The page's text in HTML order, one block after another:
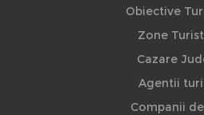
Obiective
Zone
Cazare
Agentii
Companii